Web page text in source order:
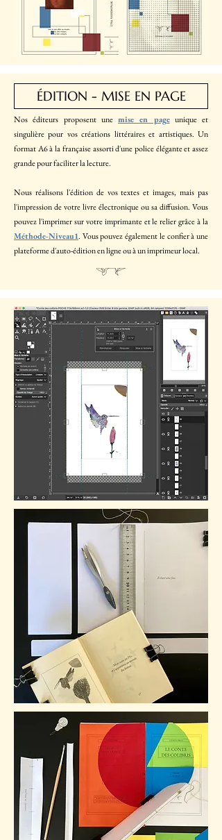
ÉDITION - MISE EN PAGE
Nos éditeurs proposent une mise en pageunique et
singulière pour vos créations littéraires et artistiques. Un
format A6 à la française assorti d'une police élégante et assez
grande pour faciliter la lecture.
Nous réalisons l'édition de vos textes et images, mais pas
l'impression de votre livre électronique ou sa diffusion. Vous
pouvez l'imprimer sur votre imprimante et le relier grâce à la
Méthode-Niveau1. Vous pouvez également le confier à une
plateforme d'auto-édition en ligne ou à un imprimeur local.